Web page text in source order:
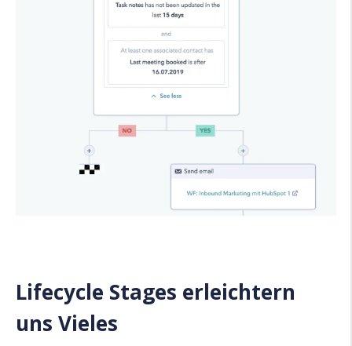
Lifecycle Stages erleichtern
uns Vieles